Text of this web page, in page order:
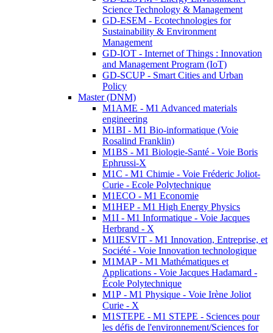
Science Technology & Management
GD-ESEM - Ecotechnologies for
Sustainability & Environment
Management
GD-IOT - Internet of Things : Innovation
and Management Program (IoT)
GD-SCUP - Smart Cities and Urban
Policy
Master (DNM)
M1AME - M1 Advanced materials
engineering
M1BI - M1 Bio-informatique (Voie
Rosalind Franklin)
M1BS - M1 Biologie-Santé - Voie Boris
Ephrussi-X
M1C - M1 Chimie - Voie Fréderic Joliot-
Curie - Ecole Polytechnique
M1ECO - M1 Economie
M1HEP - M1 High Energy Physics
M1I - M1 Informatique - Voie Jacques
Herbrand - X
M1IESVIT - M1 Innovation, Entreprise, et
Société - Voie Innovation technologique
M1MAP - M1 Mathématiques et
Applications - Voie Jacques Hadamard -
École Polytechnique
M1P - M1 Physique - Voie Irène Joliot
Curie - X
M1STEPE - M1 STEPE - Sciences pour
les défis de l'environnement/Sciences for